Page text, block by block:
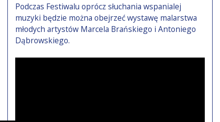
Podczas Festiwalu oprócz słuchania wspanialej
muzyki będzie można obejrzeć wystawę malarstwa
młodych artystów Marcela Brańskiego i Antoniego
Dąbrowskiego.